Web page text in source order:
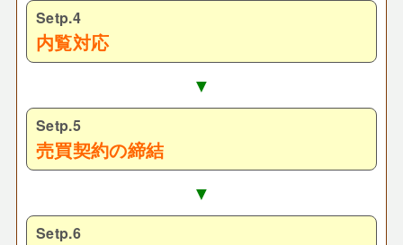
Setp.4
内覧対応
▼
Setp.5
売買契約の締結
▼
Setp.6